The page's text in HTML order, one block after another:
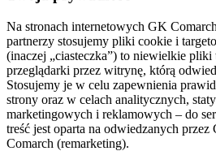
Na stronach internetowych GK
partnerzy stosujemy pliki cookie i
(inaczej „ciasteczka”) to niewielkie pliki
przeglądarki przez witrynę, którą
Stosujemy je w celu zapewnienia
strony oraz w celach analitycznych,
marketingowych i reklamowych – do
treść jest oparta na odwiedzanych przez
Comarch (remarketing).